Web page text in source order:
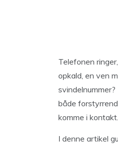
Telefonen
opkald, en ven
både
komme i kontakt.
I denne artikel